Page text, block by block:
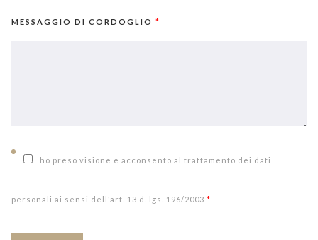
MESSAGGIO DI CORDOGLIO *
ho preso visione e acconsento al trattamento dei dati
personali ai sensi dell’art. 13 d. lgs. 196/2003 *